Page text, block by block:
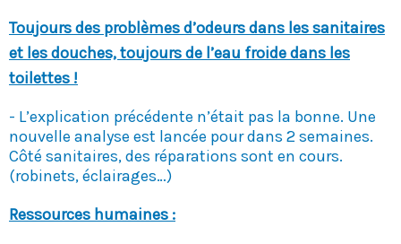
Toujours des problèmes d’odeurs dans les sanitaires
et les douches, toujours de l’eau froide dans les
toilettes !
- L’explication précédente n’était pas la bonne. Une
nouvelle analyse est lancée pour dans 2 semaines.
Côté sanitaires, des réparations sont en cours.
(robinets, éclairages…)
Ressources humaines :